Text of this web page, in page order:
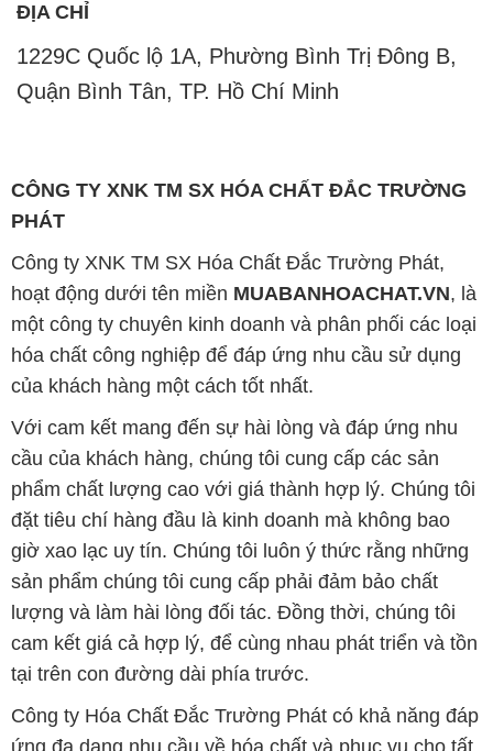
ĐỊA CHỈ
1229C Quốc lộ 1A, Phường Bình Trị Đông B,
Quận Bình Tân, TP. Hồ Chí Minh
CÔNG TY XNK TM SX HÓA CHẤT ĐẮC TRƯỜNG
PHÁT
Công ty XNK TM SX Hóa Chất Đắc Trường Phát,
hoạt động dưới tên miền MUABANHOACHAT.VN, là
một công ty chuyên kinh doanh và phân phối các loại
hóa chất công nghiệp để đáp ứng nhu cầu sử dụng
của khách hàng một cách tốt nhất.
Với cam kết mang đến sự hài lòng và đáp ứng nhu
cầu của khách hàng, chúng tôi cung cấp các sản
phẩm chất lượng cao với giá thành hợp lý. Chúng tôi
đặt tiêu chí hàng đầu là kinh doanh mà không bao
giờ xao lạc uy tín. Chúng tôi luôn ý thức rằng những
sản phẩm chúng tôi cung cấp phải đảm bảo chất
lượng và làm hài lòng đối tác. Đồng thời, chúng tôi
cam kết giá cả hợp lý, để cùng nhau phát triển và tồn
tại trên con đường dài phía trước.
Công ty Hóa Chất Đắc Trường Phát có khả năng đáp
ứng đa dạng nhu cầu về hóa chất và phục vụ cho tất